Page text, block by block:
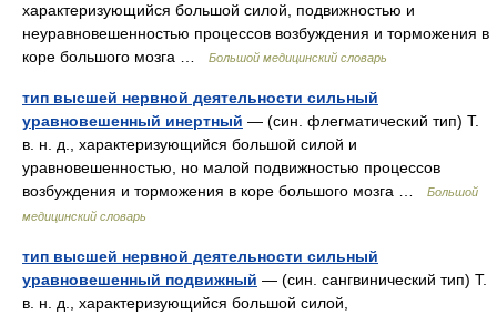
характеризующийся большой силой, подвижностью и
неуравновешенностью процессов возбуждения и торможения в
коре большого мозга …
Большой медицинский словарь
тип высшей нервной деятельности сильный
уравновешенный инертный — (син. флегматический тип) Т.
в. н. д., характеризующийся большой силой и
уравновешенностью, но малой подвижностью процессов
возбуждения и торможения в коре большого мозга …
Большой
медицинский словарь
тип высшей нервной деятельности сильный
уравновешенный подвижный — (син. сангвинический тип) Т.
в. н. д., характеризующийся большой силой,